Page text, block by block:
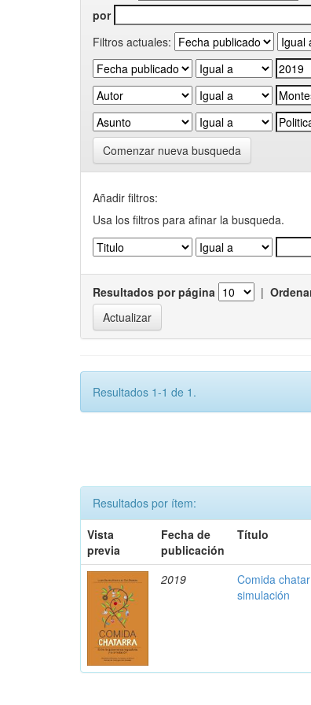
por
Filtros actuales:
Comenzar nueva busqueda
Añadir filtros:
Usa los filtros para afinar la busqueda.
Resultados por página |
Resultados 1-1 de 1.
Resultados por ítem:
Vista
previa
Fecha de
publicación
Título
2019
Comida
simulación